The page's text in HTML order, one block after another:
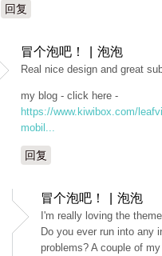
回复
冒个泡吧！ | 泡泡
Real nice design and great
my blog - click here -
https://www.kiwibox.com/
mobil...
回复
冒个泡吧！ | 泡泡
I'm really loving the
Do you ever run into any
problems? A couple of